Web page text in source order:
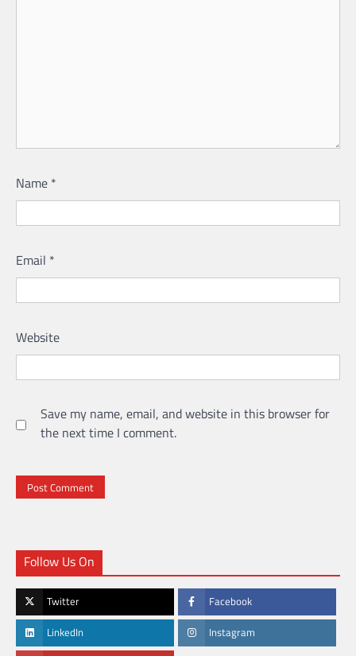
Name *
Email *
Website
Save my name, email, and website in this browser for
the next time I comment.
Follow Us On
Twitter Facebook
LinkedIn Instagram